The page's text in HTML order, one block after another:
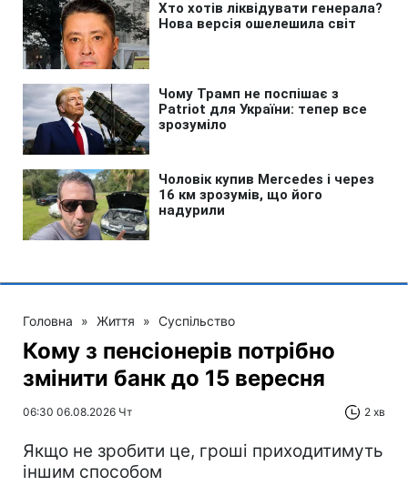
Головна » Життя » Суспільство
Кому з пенсіонерів потрібно
змінити банк до 15 вересня
06:30 06.08.2026 Чт 2 хв
Якщо не зробити це, гроші приходитимуть
іншим способом